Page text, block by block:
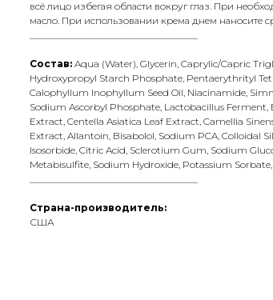
всё лицо избегая области вокруг глаз. При
масло. При использовании крема днем наносите
Состав: Aqua (Water), Glycerin, Caprylic/Capric
Hydroxypropyl Starch Phosphate, Pentaerythrityl
Calophyllum Inophyllum Seed Oil, Niacinamide,
Sodium Ascorbyl Phosphate, Lactobacillus
Extract, Centella Asiatica Leaf Extract, Camellia
Extract, Allantoin, Bisabolol, Sodium PCA, Colloidal
Isosorbide, Citric Acid, Sclerotium Gum, Sodium
Metabisulfite, Sodium Hydroxide, Potassium
Страна-производитель:
США